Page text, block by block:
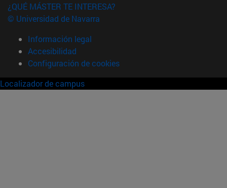
¿QUÉ MÁSTER TE INTERESA?
© Universidad de Navarra
Información legal
Accesibilidad
Configuración de cookies
Localizador de campus